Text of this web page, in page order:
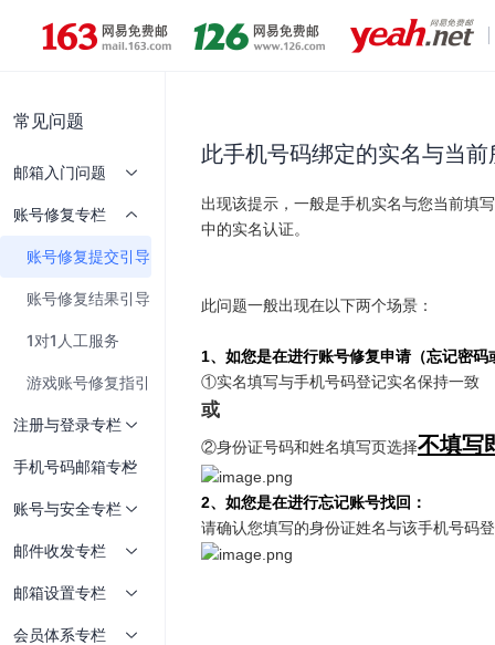
常见问题
邮箱入门问题
账号修复专栏
账号修复提交引导
账号修复结果引导
1对1人工服务
游戏账号修复指引
注册与登录专栏
手机号码邮箱专栏
账号与安全专栏
邮件收发专栏
邮箱设置专栏
会员体系专栏
此手机号码绑定的实名与当